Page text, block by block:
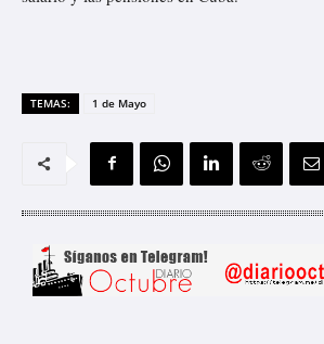
TEMAS: 1 de Mayo